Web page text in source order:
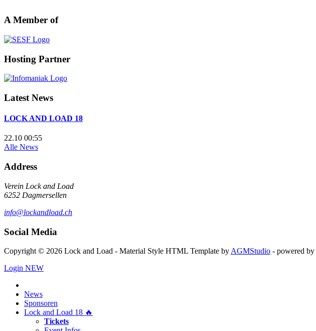
A Member of
Hosting Partner
Latest News
LOCK AND LOAD 18
22.10 00:55
Alle News
Address
Verein Lock and Load
6252 Dagmersellen
info@lockandload.ch
Social Media
Copyright © 2026 Lock and Load - Material Style HTML Template by AGMStudio - powered by
Login NEW
News
Sponsoren
Lock and Load 18 🔥
Tickets